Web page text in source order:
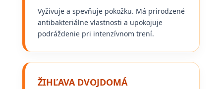
Vyživuje a spevňuje pokožku. Má prirodzené
antibakteriálne vlastnosti a upokojuje
podráždenie pri intenzívnom trení.
ŽIHĽAVA DVOJDOMÁ